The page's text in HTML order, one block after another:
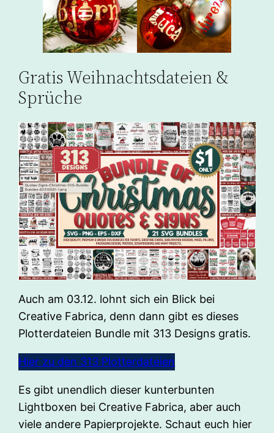
Gratis Weihnachtsdateien &
Sprüche
Auch am 03.12. lohnt sich ein Blick bei
Creative Fabrica, denn dann gibt es dieses
Plotterdateien Bundle mit 313 Designs gratis.
Hier zu den 313 Plotterdateien
Es gibt unendlich dieser kunterbunten
Lightboxen bei Creative Fabrica, aber auch
viele andere Papierprojekte. Schaut euch hier